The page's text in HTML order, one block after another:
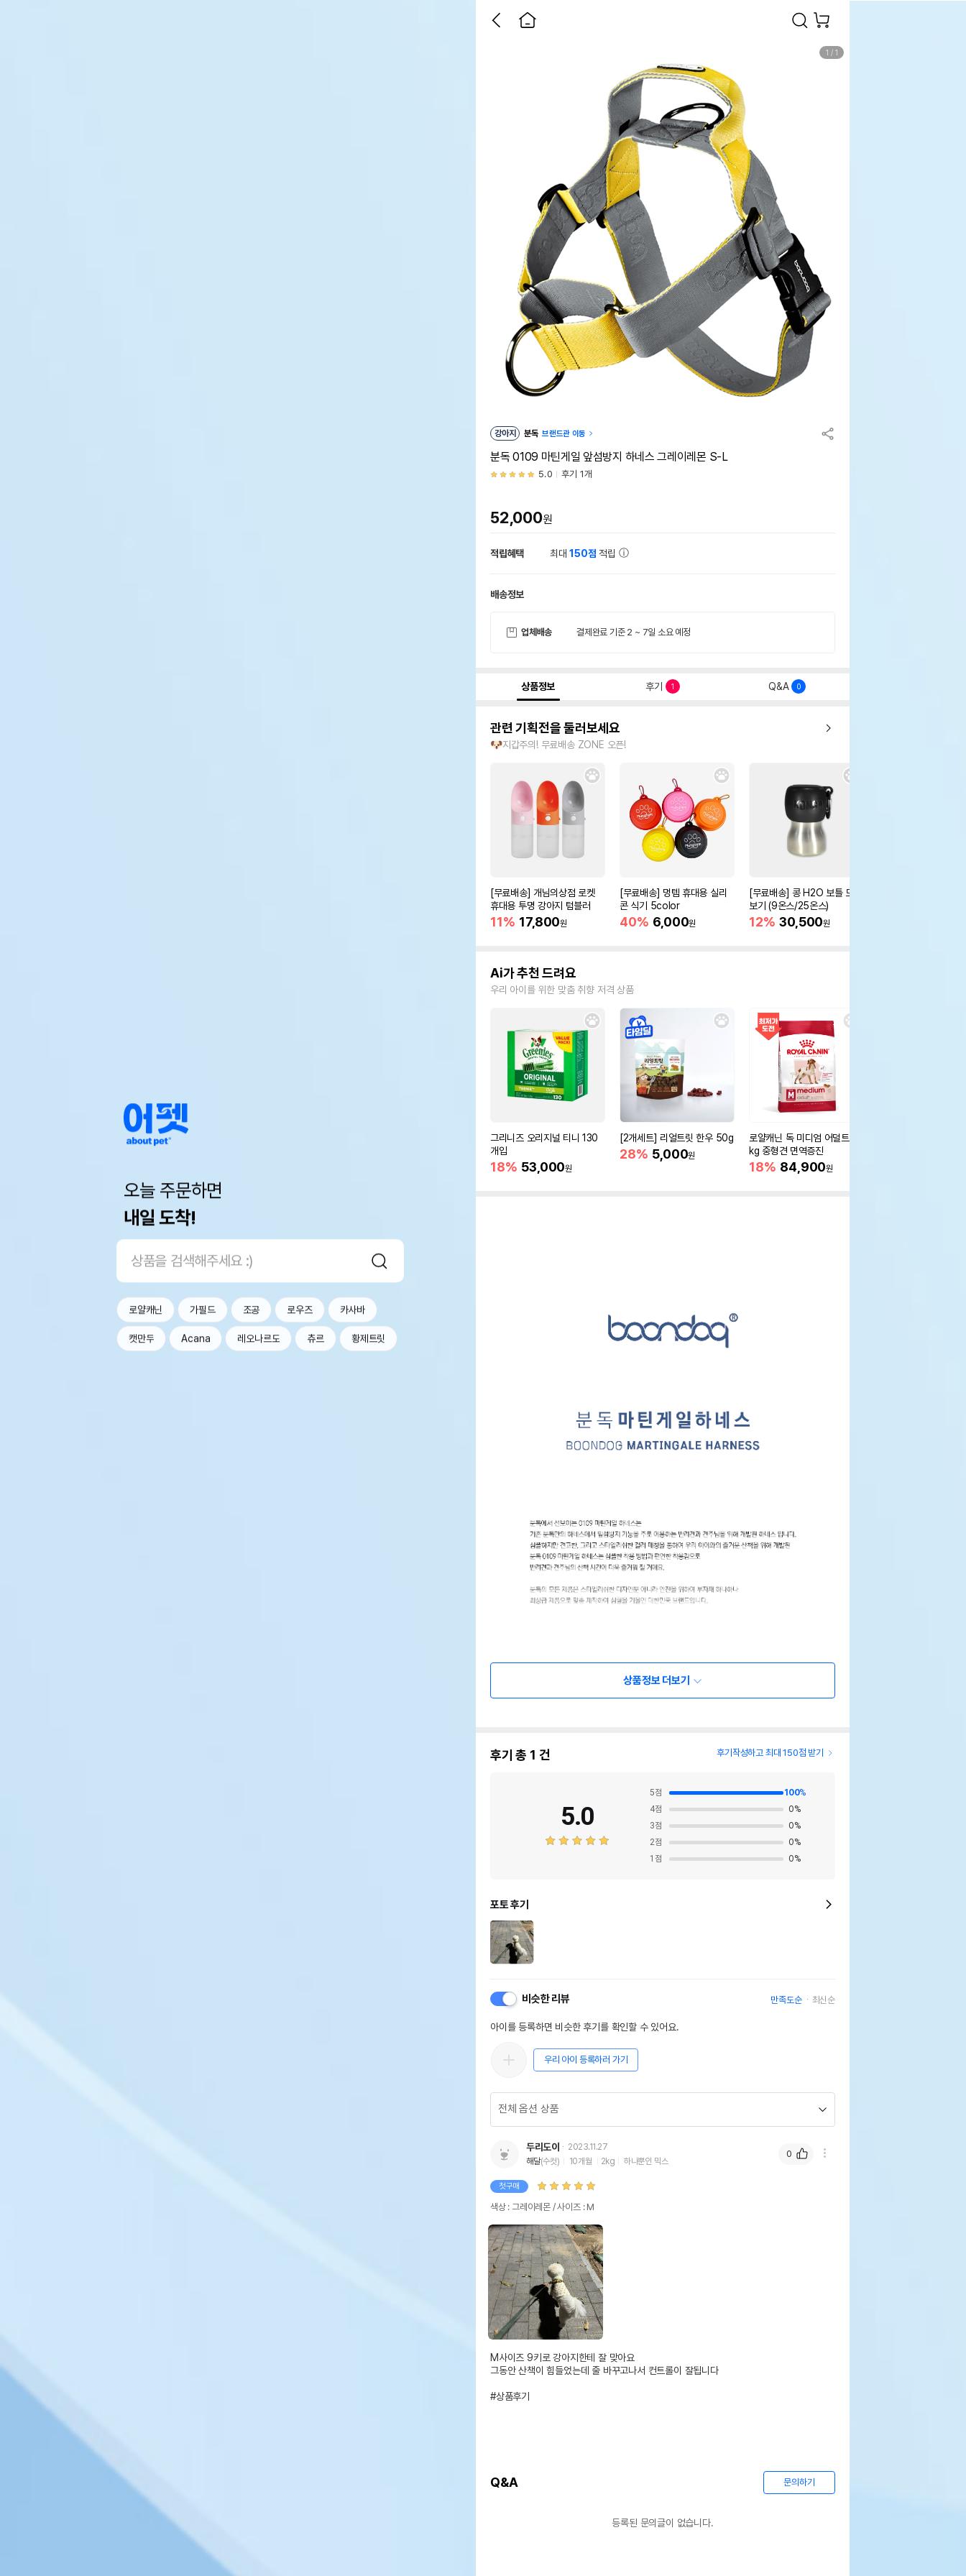
오늘 주문하면
내일 도착!
로얄캐닌 가필드 조공 로우즈 카사바
캣만두 Acana 레오나르도 츄르 황제트릿
1 / 1
강아지 분독 브랜드관 이동
분독 0109 마틴게일 앞섬방지 하네스 그레이레몬 S-L
5.0 후기 1개
52,000원
적립혜택 최대150점 적립
배송정보
업체배송 결제완료 기준 2 ~ 7일 소요 예정
상품정보 후기 1 Q&A 0
관련 기획전을 둘러보세요
🐶지갑주의! 무료배송 ZONE 오픈!
[무료배송] 개님의상점 로켓
휴대용 투명 강아지 텀블러
11% 17,800원
[무료배송] 멍템 휴대용 실리
콘 식기 5color
40% 6,000원
[무료배송] 콩 H2O 보틀 모아
보기 (9온스/25온스)
12% 30,500원
Ai가 추천 드려요
우리 아이를 위한 맞춤 취향 저격 상품
그리니즈 오리지널 티니 130
개입
18% 53,000원
[2개세트] 리얼트릿 한우 50g
28% 5,000원
로얄캐닌 독 미디엄 어덜트 10
kg 중형견 면역증진
18% 84,900원
상품정보 더보기
후기 총 1 건 후기작성하고 최대 150점 받기
5.0
5점 100%
4점 0%
3점 0%
2점 0%
1 점 0%
포토 후기
비슷한 리뷰 만족도순 최신순
아이를 등록하면 비슷한 후기를 확인할 수 있어요.
우리 아이 등록하러 가기
두리도이
2023.11.27
해달(수컷) 10개월 2kg 하나뿐인 믹스
첫구매
색상 : 그레이레몬 / 사이즈 : M
M사이즈 9키로 강아지한테 잘 맞아요
그동안 산책이 힘들었는데 줄 바꾸고나서 컨트롤이 잘됩니다
#상품후기
0
Q&A 문의하기
등록된 문의글이 없습니다.